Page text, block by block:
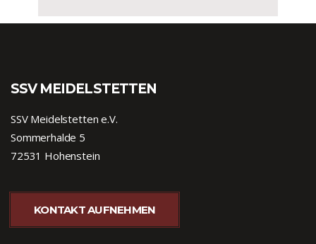
SSV MEIDELSTETTEN
SSV Meidelstetten e.V.
Sommerhalde 5
72531 Hohenstein
KONTAKT AUFNEHMEN